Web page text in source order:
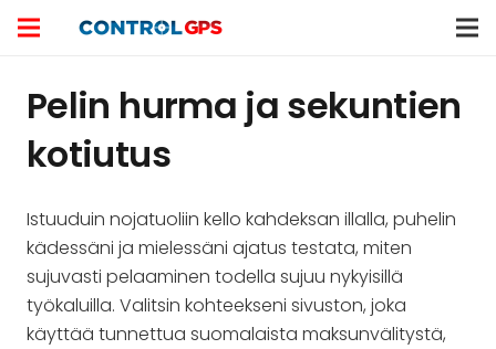
Pelin hurma ja sekuntien
kotiutus
Istuuduin nojatuoliin kello kahdeksan illalla, puhelin
kädessäni ja mielessäni ajatus testata, miten
sujuvasti pelaaminen todella sujuu nykyisillä
työkaluilla. Valitsin kohteekseni sivuston, joka
käyttää tunnettua suomalaista maksunvälitystä,